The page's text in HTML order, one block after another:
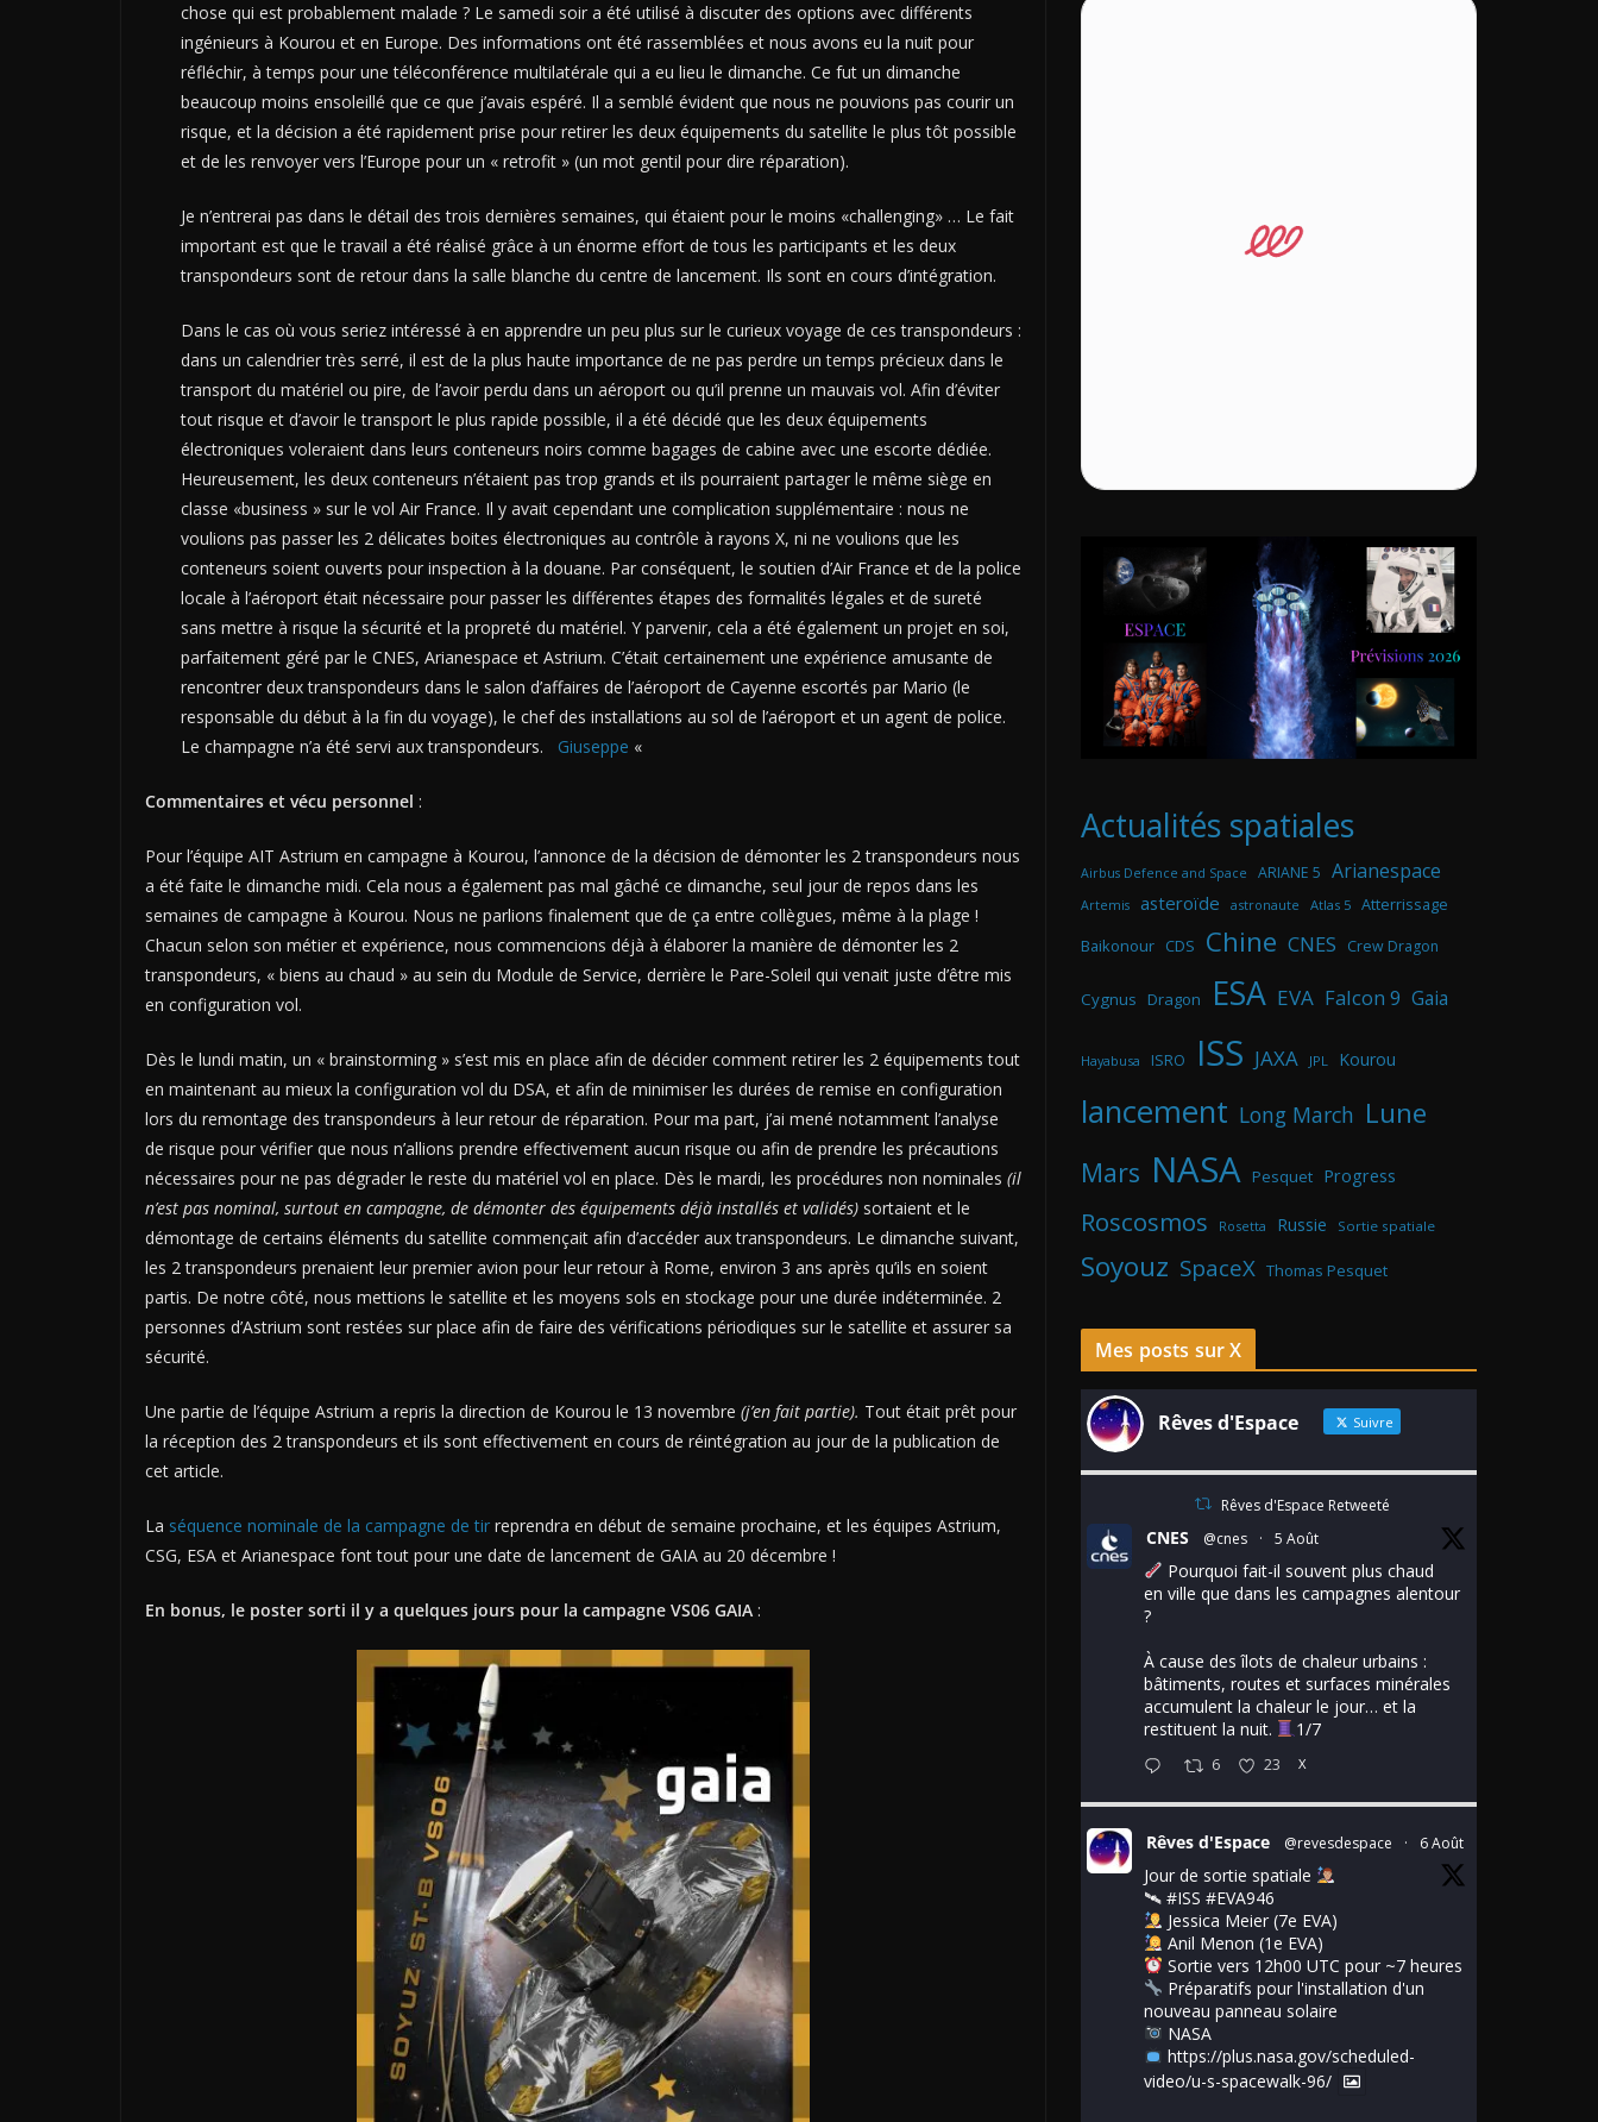
chose qui est probablement malade ? Le samedi soir a été utilisé à discuter des options avec différents
ingénieurs à Kourou et en Europe. Des informations ont été rassemblées et nous avons eu la nuit pour
réfléchir, à temps pour une téléconférence multilatérale qui a eu lieu le dimanche. Ce fut un dimanche
beaucoup moins ensoleillé que ce que j’avais espéré. Il a semblé évident que nous ne pouvions pas courir un
risque, et la décision a été rapidement prise pour retirer les deux équipements du satellite le plus tôt possible
et de les renvoyer vers l’Europe pour un « retrofit » (un mot gentil pour dire réparation).
Je n’entrerai pas dans le détail des trois dernières semaines, qui étaient pour le moins «challenging» … Le fait
important est que le travail a été réalisé grâce à un énorme effort de tous les participants et les deux
transpondeurs sont de retour dans la salle blanche du centre de lancement. Ils sont en cours d’intégration.
Dans le cas où vous seriez intéressé à en apprendre un peu plus sur le curieux voyage de ces transpondeurs :
dans un calendrier très serré, il est de la plus haute importance de ne pas perdre un temps précieux dans le
transport du matériel ou pire, de l’avoir perdu dans un aéroport ou qu’il prenne un mauvais vol. Afin d’éviter
tout risque et d’avoir le transport le plus rapide possible, il a été décidé que les deux équipements
électroniques voleraient dans leurs conteneurs noirs comme bagages de cabine avec une escorte dédiée.
Heureusement, les deux conteneurs n’étaient pas trop grands et ils pourraient partager le même siège en
classe «business » sur le vol Air France. Il y avait cependant une complication supplémentaire : nous ne
voulions pas passer les 2 délicates boites électroniques au contrôle à rayons X, ni ne voulions que les
conteneurs soient ouverts pour inspection à la douane. Par conséquent, le soutien d’Air France et de la police
locale à l’aéroport était nécessaire pour passer les différentes étapes des formalités légales et de sureté
sans mettre à risque la sécurité et la propreté du matériel. Y parvenir, cela a été également un projet en soi,
parfaitement géré par le CNES, Arianespace et Astrium. C’était certainement une expérience amusante de
rencontrer deux transpondeurs dans le salon d’affaires de l’aéroport de Cayenne escortés par Mario (le
responsable du début à la fin du voyage), le chef des installations au sol de l’aéroport et un agent de police.
Le champagne n’a été servi aux transpondeurs. Giuseppe «
Commentaires et vécu personnel :
Pour l’équipe AIT Astrium en campagne à Kourou, l’annonce de la décision de démonter les 2 transpondeurs nous
a été faite le dimanche midi. Cela nous a également pas mal gâché ce dimanche, seul jour de repos dans les
semaines de campagne à Kourou. Nous ne parlions finalement que de ça entre collègues, même à la plage !
Chacun selon son métier et expérience, nous commencions déjà à élaborer la manière de démonter les 2
transpondeurs, « biens au chaud » au sein du Module de Service, derrière le Pare-Soleil qui venait juste d’être mis
en configuration vol.
Dès le lundi matin, un « brainstorming » s’est mis en place afin de décider comment retirer les 2 équipements tout
en maintenant au mieux la configuration vol du DSA, et afin de minimiser les durées de remise en configuration
lors du remontage des transpondeurs à leur retour de réparation. Pour ma part, j’ai mené notamment l’analyse
de risque pour vérifier que nous n’allions prendre effectivement aucun risque ou afin de prendre les précautions
nécessaires pour ne pas dégrader le reste du matériel vol en place. Dès le mardi, les procédures non nominales (il
n’est pas nominal, surtout en campagne, de démonter des équipements déjà installés et validés) sortaient et le
démontage de certains éléments du satellite commençait afin d’accéder aux transpondeurs. Le dimanche suivant,
les 2 transpondeurs prenaient leur premier avion pour leur retour à Rome, environ 3 ans après qu’ils en soient
partis. De notre côté, nous mettions le satellite et les moyens sols en stockage pour une durée indéterminée. 2
personnes d’Astrium sont restées sur place afin de faire des vérifications périodiques sur le satellite et assurer sa
sécurité.
Une partie de l’équipe Astrium a repris la direction de Kourou le 13 novembre (j’en fait partie). Tout était prêt pour
la réception des 2 transpondeurs et ils sont effectivement en cours de réintégration au jour de la publication de
cet article.
La séquence nominale de la campagne de tir reprendra en début de semaine prochaine, et les équipes Astrium,
CSG, ESA et Arianespace font tout pour une date de lancement de GAIA au 20 décembre !
En bonus, le poster sorti il y a quelques jours pour la campagne VS06 GAIA :
Actualités spatiales
Airbus Defence and Space ARIANE 5 Arianespace
Artemis asteroïde astronaute Atlas 5 Atterrissage
Baikonour CDS Chine CNES Crew Dragon
Cygnus Dragon ESA EVA Falcon 9 Gaia
Hayabusa ISRO ISS JAXA JPL Kourou
lancement Long March Lune
Mars NASA Pesquet Progress
Roscosmos Rosetta Russie Sortie spatiale
Soyouz SpaceX Thomas Pesquet
Mes posts sur X
Rêves d'Espace Suivre
Rêves d'Espace Retweeté
CNES @cnes · 5 Août
Pourquoi fait-il souvent plus chaud
en ville que dans les campagnes alentour
?
À cause des îlots de chaleur urbains :
bâtiments, routes et surfaces minérales
accumulent la chaleur le jour… et la
restituent la nuit.
1/7
6 23 X
Rêves d'Espace @revesdespace · 6 Août
Jour de sortie spatiale
🛰 #ISS #EVA946
Jessica Meier (7e EVA)
Anil Menon (1e EVA)
Sortie vers 12h00 UTC pour ~7 heures
Préparatifs pour l'installation d'un
nouveau panneau solaire
NASA
https://plus.nasa.gov/scheduled-
video/u-s-spacewalk-96/